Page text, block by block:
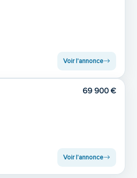
Voir l'annonce
69 900 €
Voir l'annonce